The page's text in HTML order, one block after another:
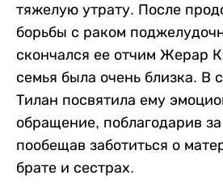
тяжелую утрату. После
борьбы с раком
скончался ее отчим Жерар
семья была очень близка. В
Тилан посвятила ему
обращение, поблагодарив
пообещав заботиться о
брате и сестрах.